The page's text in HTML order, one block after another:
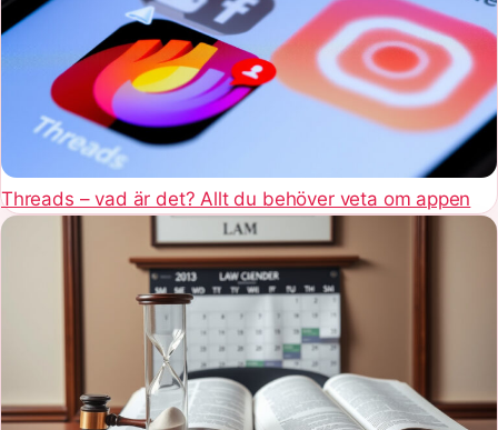
Threads – vad är det? Allt du behöver veta om appen